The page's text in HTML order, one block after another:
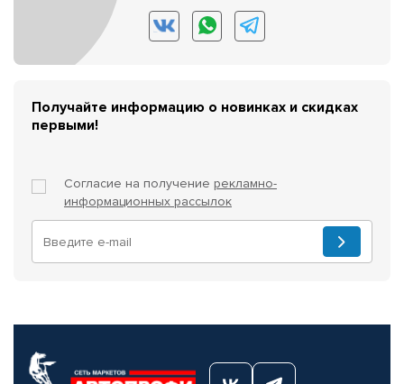
Получайте информацию о новинках и скидках
первыми!
Согласие на получение рекламно-
информационных рассылок